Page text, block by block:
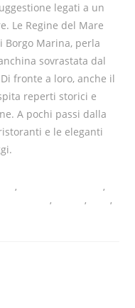
legati a un
Le Regine del Mare
Borgo Marina, perla
sovrastata dal
fronte a loro, anche il
reperti storici e
A pochi passi dalla
e le eleganti
,
,
, ,
,